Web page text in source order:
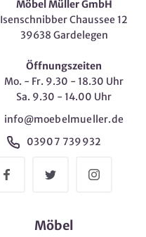
Möbel Müller GmbH
Isenschnibber Chaussee 12
39638 Gardelegen
Öffnungszeiten
Mo. - Fr. 9.30 - 18.30 Uhr
Sa. 9.30 - 14.00 Uhr
info@moebelmueller.de
03907 739932
Möbel